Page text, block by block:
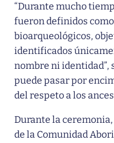
“Durante mucho
fueron definidos
bioarqueológicos,
identificados
nombre ni identidad”,
puede pasar por
del respeto a los
Durante la
de la Comunidad